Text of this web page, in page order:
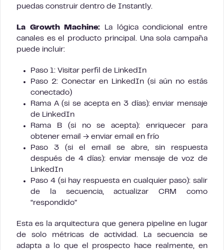
puedas construir dentro de Instantly.
La Growth Machine: La lógica condicional entre
canales es el producto principal. Una sola campaña
puede incluir:
Paso 1: Visitar perfil de LinkedIn
Paso 2: Conectar en LinkedIn (si aún no estás
conectado)
Rama A (si se acepta en 3 días): enviar mensaje
de LinkedIn
Rama B (si no se acepta): enriquecer para
obtener email → enviar email en frío
Paso 3 (si el email se abre, sin respuesta
después de 4 días): enviar mensaje de voz de
LinkedIn
Paso 4 (si hay respuesta en cualquier paso): salir
de la secuencia, actualizar CRM como
“respondido”
Esta es la arquitectura que genera pipeline en lugar
de solo métricas de actividad. La secuencia se
adapta a lo que el prospecto hace realmente, en